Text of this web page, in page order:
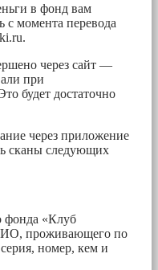
в фонд вам
с момента перевода
.
через сайт —
при
будет достаточно
через приложение
сканы следующих
фонда «Клуб
проживающего по
номер, кем и